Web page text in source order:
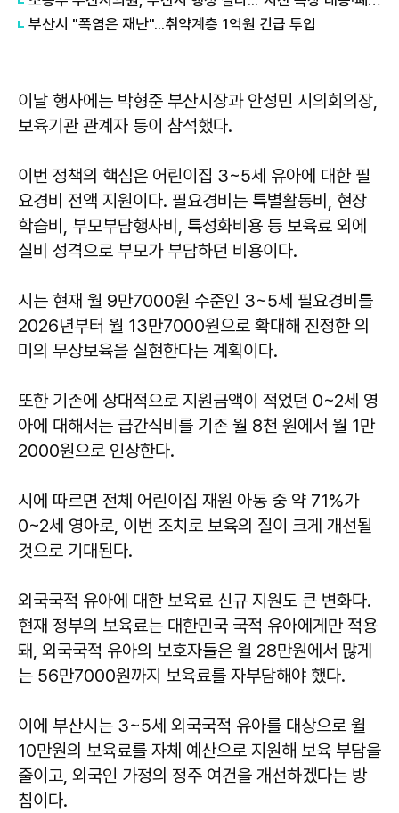
부산시 "폭염은 재난"...취약계층 1억원 긴급 투입
이날 행사에는 박형준 부산시장과 안성민 시의회의장,
보육기관 관계자 등이 참석했다.
이번 정책의 핵심은 어린이집 3~5세 유아에 대한 필
요경비 전액 지원이다. 필요경비는 특별활동비, 현장
학습비, 부모부담행사비, 특성화비용 등 보육료 외에
실비 성격으로 부모가 부담하던 비용이다.
시는 현재 월 9만7000원 수준인 3~5세 필요경비를
2026년부터 월 13만7000원으로 확대해 진정한 의
미의 무상보육을 실현한다는 계획이다.
또한 기존에 상대적으로 지원금액이 적었던 0~2세 영
아에 대해서는 급간식비를 기존 월 8천 원에서 월 1만
2000원으로 인상한다.
시에 따르면 전체 어린이집 재원 아동 중 약 71%가
0~2세 영아로, 이번 조치로 보육의 질이 크게 개선될
것으로 기대된다.
외국국적 유아에 대한 보육료 신규 지원도 큰 변화다.
현재 정부의 보육료는 대한민국 국적 유아에게만 적용
돼, 외국국적 유아의 보호자들은 월 28만원에서 많게
는 56만7000원까지 보육료를 자부담해야 했다.
이에 부산시는 3~5세 외국국적 유아를 대상으로 월
10만원의 보육료를 자체 예산으로 지원해 보육 부담을
줄이고, 외국인 가정의 정주 여건을 개선하겠다는 방
침이다.